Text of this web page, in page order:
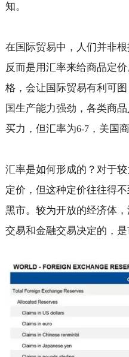
知。
在国际贸易中，人们并非
反而是用汇率来给商品定
格，会让国际贸易有利可
国生产能力强劲，各类商
买力，但汇率为6-7，美国
汇率是如何形成的？对于
定价，但这种定价往往得
黑市。较为开放的经济体
交易和金融交易决定的，是